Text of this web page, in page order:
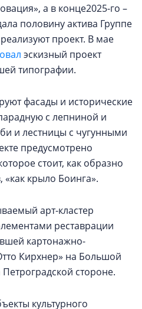
а в конце2025-го –
половину актива Группе
проект. В мае
эскизный проект
типографии.
фасады и исторические
с лепниной и
и лестницы с чугунными
предусмотрено
стоит, как образно
крыло Боинга».
арт-кластер
реставрации
картонажно-
Кирхнер» на Большой
стороне.
культурного